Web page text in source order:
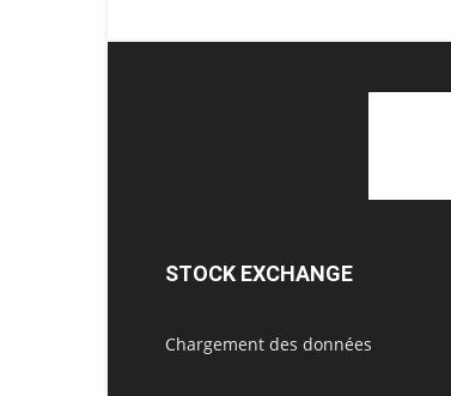
STOCK EXCHANGE
Chargement des données